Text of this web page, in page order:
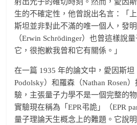
生的不確定性，他曾說出名言：「
斯坦並非對此不滿的唯一個人，發
（Erwin Schrödinger）也曾這樣說
它，很抱歉我曾和它有關係。」
在一篇 1935 年的論文中，愛因斯
Podolsky）和羅森（Nathan Rosen
驗，主張量子力學不是一個完整的
實驗現在稱為「EPR弔詭」（EPR
量子理論天生概念上的難題。它說